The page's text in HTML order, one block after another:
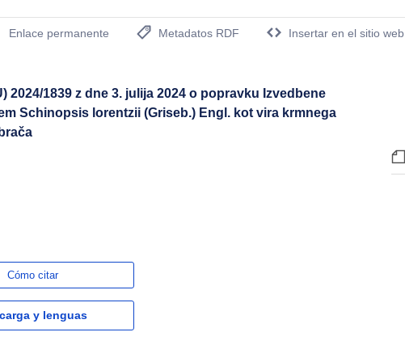
Enlace permanente
Metadatos RDF
Insertar en el sitio web
2024/1839 z dne 3. julija 2024 o popravku Izvedbene
Schinopsis lorentzii (Griseb.) Engl. kot vira krmnega
Cómo citar
y lenguas